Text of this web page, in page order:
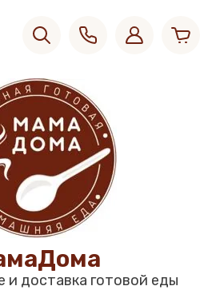
и доставка готовой еды